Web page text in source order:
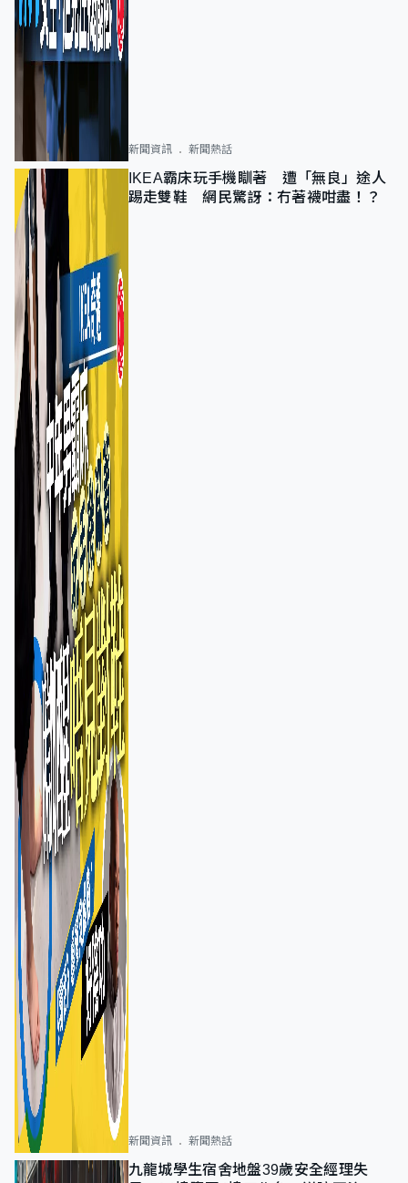
新聞資訊 新聞熱話
IKEA霸床玩手機瞓著 遭「無良」途人
踢走雙鞋 網民驚訝：冇著襪咁盡！？
新聞資訊 新聞熱話
九龍城學生宿舍地盤39歲安全經理失